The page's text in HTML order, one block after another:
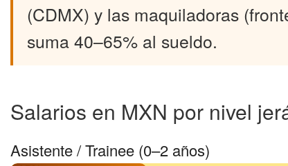
(CDMX) y las maquiladoras
suma 40–65% al sueldo.
Salarios en MXN por nivel
Asistente / Trainee (0–2 años)